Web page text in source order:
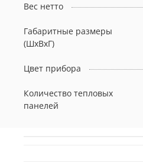
Вес нетто
Габаритные размеры
(ШxВxГ)
Цвет прибора
Количество тепловых
панелей